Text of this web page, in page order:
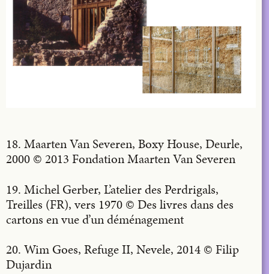
18. Maarten Van Severen, Boxy House, Deurle,
2000 © 2013 Fondation Maarten Van Severen
19. Michel Gerber, L’atelier des Perdrigals,
Treilles (FR), vers 1970 © Des livres dans des
cartons en vue d’un déménagement
20. Wim Goes, Refuge II, Nevele, 2014 © Filip
Dujardin